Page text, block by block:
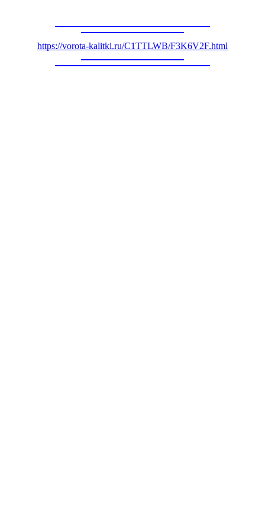
https://vorota-kalitki.ru/C1TTLWB/F3K6V2F.html